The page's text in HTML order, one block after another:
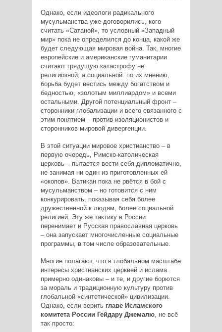
Однако, если идеологи радикального
мусульманства уже договорились, кого
считать «Сатаной», то условный «Западный
мир» пока не определился до конца, какой же
будет следующая мировая война. Так, многие
европейские и американские гуманитарии
считают грядущую катастрофу не
религиозной, а социальной: по их мнению,
борьба будет вестись между богатством и
бедностью, «золотым миллиардом» и всеми
остальными. Другой потенциальный фронт –
сторонники глобализации и всего связанного с
этим понятием – против изоляционистов и
сторонников мировой дивергенции.
В этой ситуации мировое христианство – в
первую очередь, Римско-католическая
церковь – пытается вести себя дипломатично,
не занимая ни один из приготовленных ей
«окопов». Ватикан пока не рвётся в бой с
мусульманством – но готовится с ним
конкурировать, показывая себя более
дружественной к людям, более социальной
религией. Эту же тактику в России
перенимает и Русская православная церковь
– она запускает многочисленные социальные
программы, в том числе образовательные.
Многие полагают, что в глобальном масштабе
интересы христианских церквей и ислама
примерно одинаковы – и те, и другие борются
за мораль и традиционную культуру против
глобальной «синтетической» цивилизации.
Однако, если верить главе Исламского
комитета России Гейдару Джемалю, не всё
так просто: